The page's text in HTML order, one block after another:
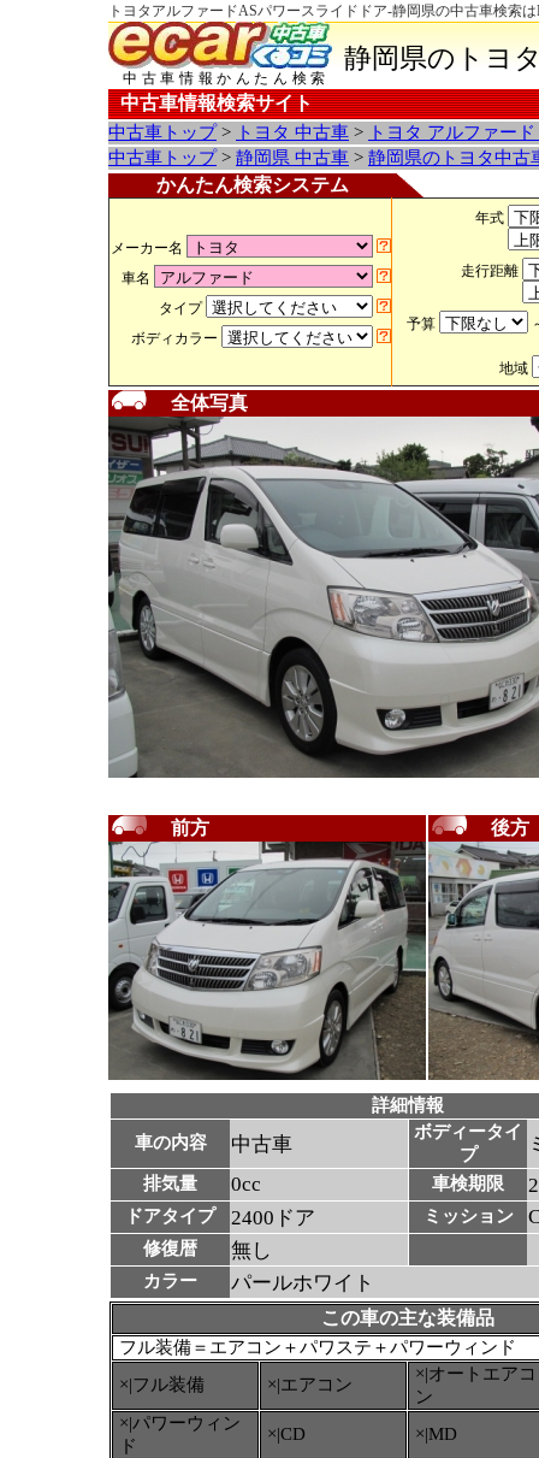
トヨタアルファードASパワースライドドア-静岡県の中古車検索
中古車情報かんたん検索
静岡県のトヨ
中古車情報検索サイト
中古車トップ> トヨタ 中古車 >
トヨタ アルファー
中古車トップ> 静岡県 中古車 > 静岡県のトヨタ中古
かんたん検索システム
メーカー名
車名
タイプ
ボディカラー
年式
走行距離
予算
地域
全体写真
前方 後方
詳細情報
車の内容
中古車
ボディータイ
プ
排気量 0cc 車検期限
ドアタイプ 2400ドア ミッション
修復暦 無し
カラー パールホワイト
この車の主な装備品
フル装備＝エアコン＋パワステ＋パワーウィンド
×|フル装備
×|エアコン
×|オートエアコ
ン
×|パワーウィン
ド
×|CD ×|MD